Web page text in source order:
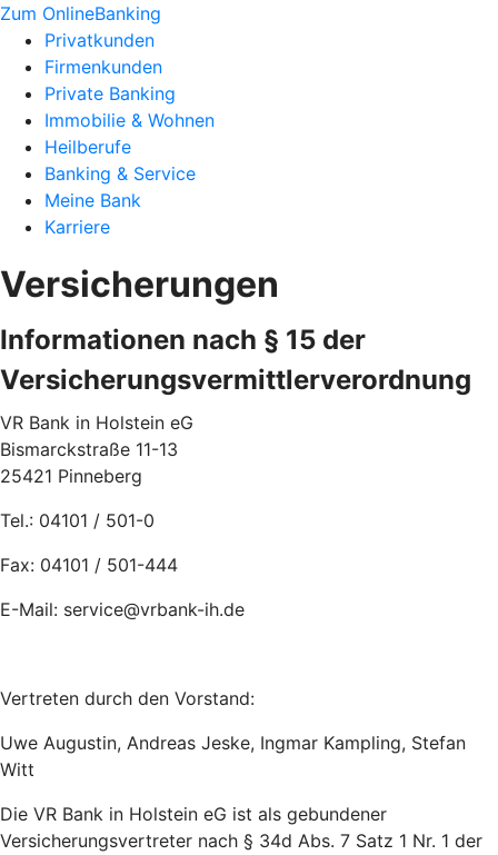
Zum OnlineBanking
Privatkunden
Firmenkunden
Private Banking
Immobilie & Wohnen
Heilberufe
Banking & Service
Meine Bank
Karriere
Versicherungen
Informationen nach § 15 der
Versicherungsvermittlerverordnung
VR Bank in Holstein eG
Bismarckstraße 11-13
25421 Pinneberg
Tel.: 04101 / 501-0
Fax: 04101 / 501-444
E-Mail: service@vrbank-ih.de
Vertreten durch den Vorstand:
Uwe Augustin, Andreas Jeske, Ingmar Kampling, Stefan
Witt
Die VR Bank in Holstein eG ist als gebundener
Versicherungsvertreter nach § 34d Abs. 7 Satz 1 Nr. 1 der